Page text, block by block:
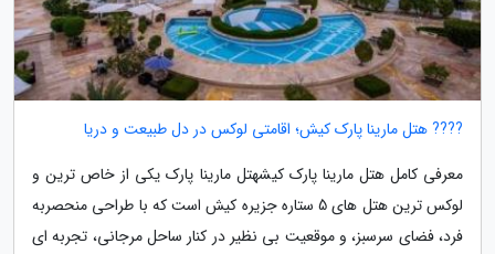
???? هتل مارینا پارک کیش؛ اقامتی لوکس در دل طبیعت و دریا
معرفی کامل هتل مارینا پارک کیشهتل مارینا پارک یکی از خاص ترین و
لوکس ترین هتل های 5 ستاره جزیره کیش است که با طراحی منحصربه
فرد، فضای سرسبز، و موقعیت بی نظیر در کنار ساحل مرجانی، تجربه ای